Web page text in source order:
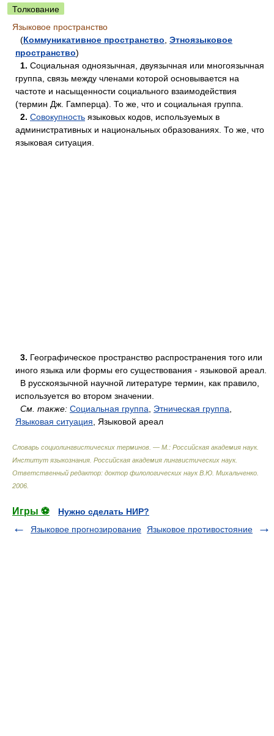
Толкование
Языковое пространство
(Коммуникативное пространство Этноязыковое
пространство)
1. Социальная одноязычная, двуязычная или многоязычная
группа, связь между членами которой основывается на
частоте и насыщенности социального взаимодействия
(термин Дж. Гамперца). То же, что и социальная группа.
2. Совокупность языковых кодов, используемых в
административных и национальных образованиях. То же, что
языковая ситуация.
3. Географическое пространство распространения того или
иного языка или формы его существования - языковой ареал.
В русскоязычной научной литературе термин, как правило,
используется во втором значении.
См. также: Социальная группа Этническая группа
Языковая ситуация , Языковой ареал
Словарь социолингвистических терминов. — М.: Российская академия наук.
Институт языкознания. Российская академия лингвистических наук.
Ответственный редактор: доктор филологических наук В.Ю. Михальченко
2006
Игры ⚽
Нужно сделать НИР?
Языковое прогнозирование
Языковое противостояние